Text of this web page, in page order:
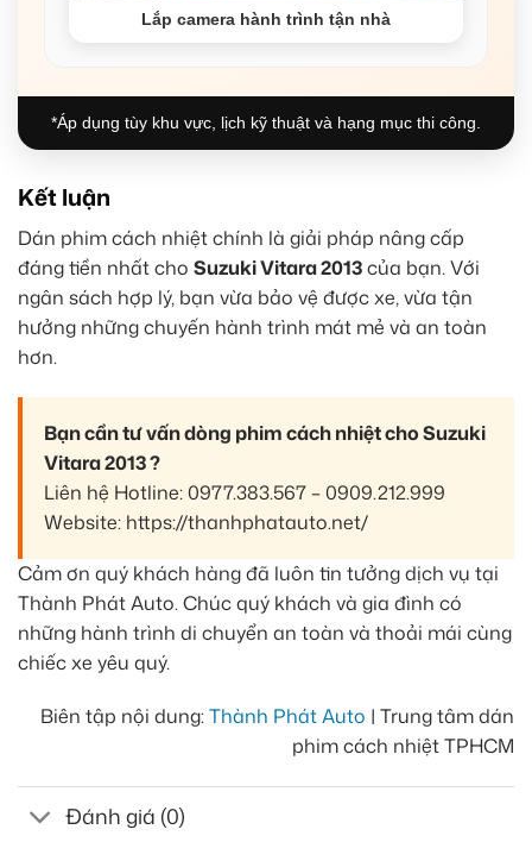
Lắp camera hành trình tận nhà
*Áp dụng tùy khu vực, lịch kỹ thuật và hạng mục thi công.
Kết luận
Dán phim cách nhiệt chính là giải pháp nâng cấp
đáng tiền nhất cho Suzuki Vitara 2013của bạn. Với
ngân sách hợp lý, bạn vừa bảo vệ được xe, vừa tận
hưởng những chuyến hành trình mát mẻ và an toàn
hơn.
Bạn cần tư vấn dòng phim cách nhiệt cho Suzuki
Vitara 2013 ?
Liên hệ Hotline: 0977.383.567 – 0909.212.999
Website: https://thanhphatauto.net/
Cảm ơn quý khách hàng đã luôn tin tưởng dịch vụ tại
Thành Phát Auto. Chúc quý khách và gia đình có
những hành trình di chuyển an toàn và thoải mái cùng
chiếc xe yêu quý.
Biên tập nội dung:Thành Phát Auto | Trung tâm dán
phim cách nhiệt TPHCM
Đánh giá (0)